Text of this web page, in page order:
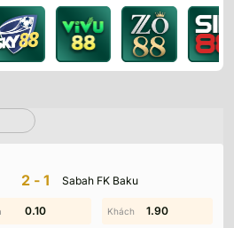
2-1 Sabah FK Baku
0.20 2.00
0.10 1.90
vui lòng chọn bộ lọc khác